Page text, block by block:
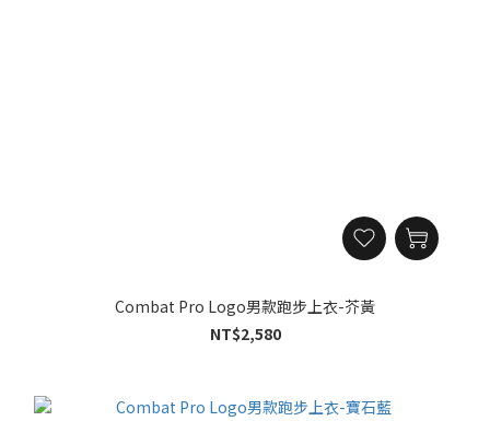
Combat Pro Logo男款跑步上衣-芥黃
NT$2,580